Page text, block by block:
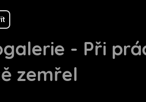
- Při
zemřel